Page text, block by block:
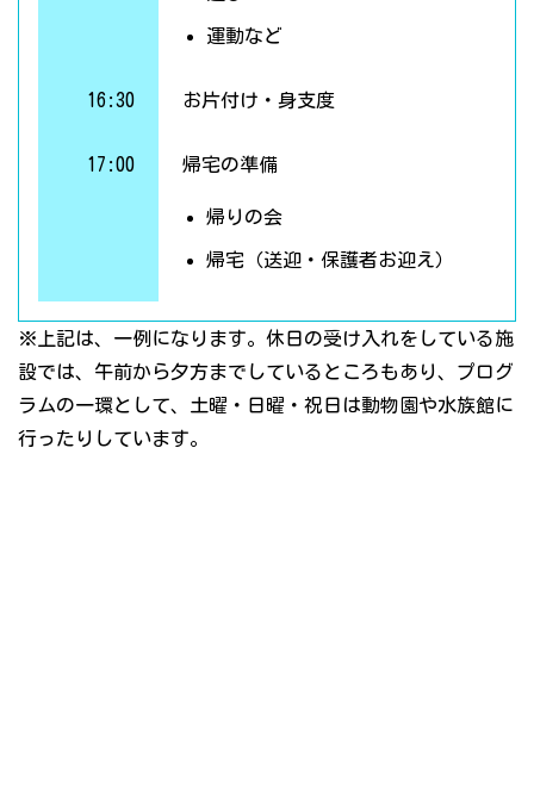
運動など
16:30 お片付け・身支度
17:00 帰宅の準備
帰りの会
帰宅（送迎・保護者お迎え）
※上記は、一例になります。休日の受け入れをしている施
設では、午前から夕方までしているところもあり、プログ
ラムの一環として、土曜・日曜・祝日は動物園や水族館に
行ったりしています。